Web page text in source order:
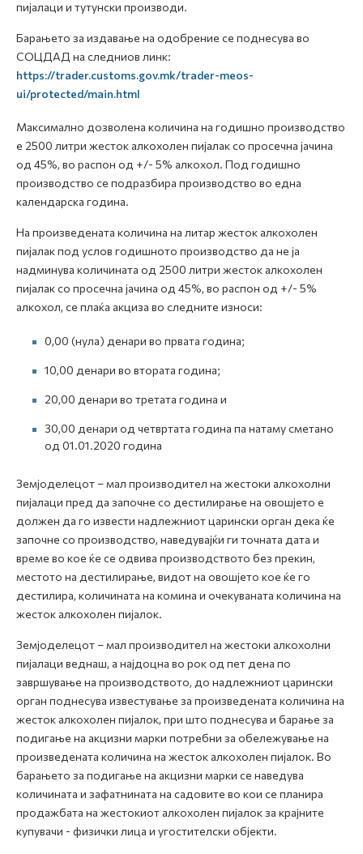
пијалаци и тутунски производи.
Барањето за издавање на одобрение се поднесува во
СОЦДАД на следниов линк:
https://trader.customs.gov.mk/trader-meos-
ui/protected/main.html
Максимално дозволена количина на годишно производство
е 2500 литри жесток алкохолен пијалак со просечна јачина
од 45%, во распон од +/- 5% алкохол. Под годишно
производство се подразбира производство во една
календарска година.
На произведената количина на литар жесток алкохолен
пијалак под услов годишното производство да не ја
надминува количината од 2500 литри жесток алкохолен
пијалак со просечна јачина од 45%, во распон од +/- 5%
алкохол, се плаќа акциза во следните износи:
0,00 (нула) денари во првата година;
10,00 денари во втората година;
20,00 денари во третата година и
30,00 денари од четвртата година па натаму сметано
од 01.01.2020 година
Земјоделецот – мал производител на жестоки алкохолни
пијалаци пред да започне со дестилирање на овошјето е
должен да го извести надлежниот царински орган дека ќе
започне со производство, наведувајќи ги точната дата и
време во кое ќе се одвива производството без прекин,
местото на дестилирање, видот на овошјето кое ќе го
дестилира, количината на комина и очекуваната количина на
жесток алкохолен пијалок.
Земјоделецот – мал производител на жестоки алкохолни
пијалаци веднаш, а најдоцна во рок од пет дена по
завршување на производството, до надлежниот царински
орган поднесува известување за произведената количина на
жесток алкохолен пијалок, при што поднесува и барање за
подигање на акцизни марки потребни за обележување на
произведената количина на жесток алкохолен пијалок. Во
барањето за подигање на акцизни марки се наведува
количината и зафатнината на садовите во кои се планира
продажбата на жестокиот алкохолен пијалок за крајните
купувачи - физички лица и угостителски објекти.